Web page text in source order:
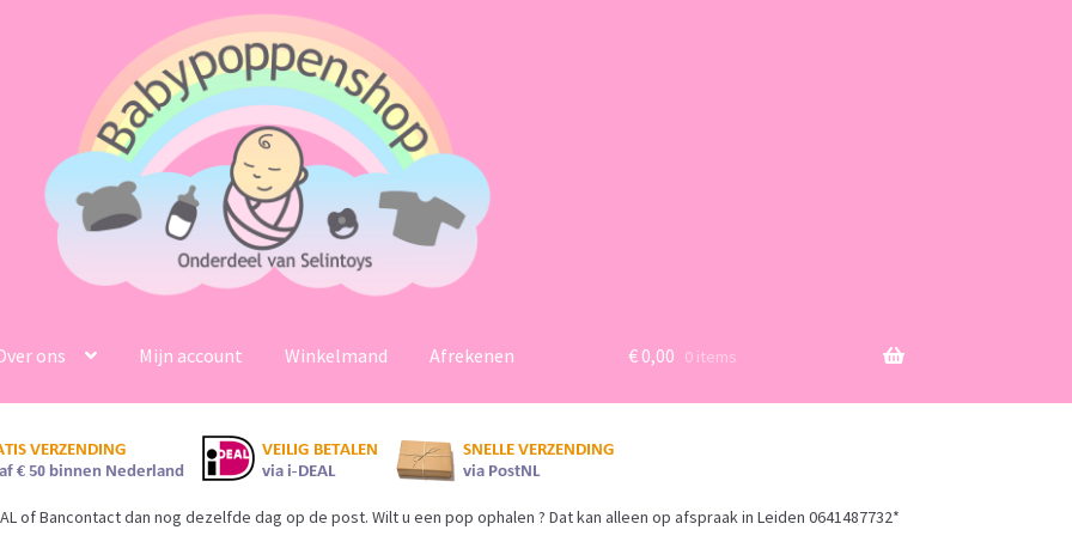
ons Mijn account Winkelmand Afrekenen €0,00 0 items
of Bancontact dan nog dezelfde dag op de post. Wilt u een pop ophalen ? Dat kan alleen op afspraak in Leiden 0641487732*